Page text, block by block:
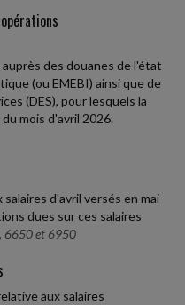
des douanes de l'état
(ou EMEBI) ainsi que de
(DES), pour lesquels la
mois d'avril 2026.
d'avril versés en mai
dues sur ces salaires
6650 et 6950
aux salaires